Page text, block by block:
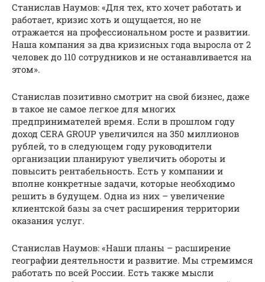
Станислав Наумов: «Для тех, кто хочет работать и
работает, кризис хоть и ощущается, но не
отражается на профессиональном росте и развитии.
Наша компания за два кризисных года выросла от 2
человек до 110 сотрудников и не останавливается на
этом».
Станислав позитивно смотрит на свой бизнес, даже
в такое не самое легкое для многих
предпринимателей время. Если в прошлом году
доход CERA GROUP увеличился на 350 миллионов
рублей, то в следующем году руководители
организации планируют увеличить обороты и
повысить рентабельность. Есть у компании и
вполне конкретные задачи, которые необходимо
решить в будущем. Одна из них – увеличение
клиентской базы за счет расширения территории
оказания услуг.
Станислав Наумов: «Наши планы – расширение
географии деятельности и развитие. Мы стремимся
работать по всей России. Есть также мысли